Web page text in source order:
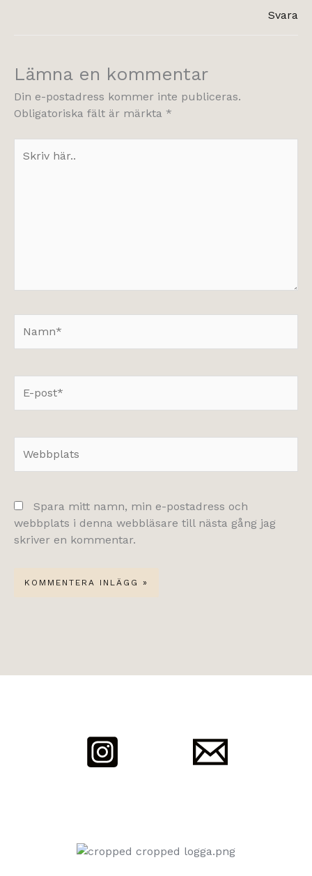
Svara
Lämna en kommentar
Din e-postadress kommer inte publiceras.
Obligatoriska fält är märkta *
här..
post*
Spara mitt namn, min e-postadress och
webbplats i denna webbläsare till nästa gång jag
skriver en kommentar.